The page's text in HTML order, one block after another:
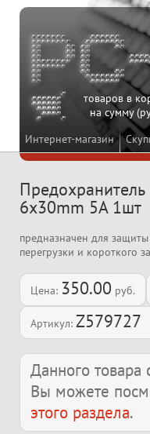
Интернет-магазин
товаров в
на сумму
Предохранитель
6x30mm 5A 1шт
предназначен для
перегрузки и короткого
Цена: 350.00 руб.
Артикул: Z579727
Данного товара
Вы можете
этого раздела.